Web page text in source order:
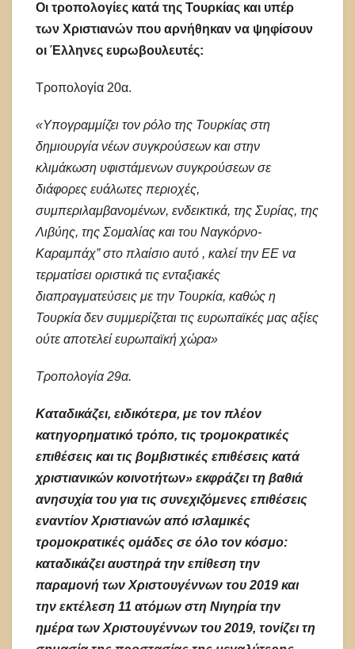
Οι τροπολογίες κατά της Τουρκίας και υπέρ
των Χριστιανών που αρνήθηκαν να ψηφίσουν
οι Έλληνες ευρωβουλευτές:
Τροπολογία 20α.
«Υπογραμμίζει τον ρόλο της Τουρκίας στη
δημιουργία νέων συγκρούσεων και στην
κλιμάκωση υφιστάμενων συγκρούσεων σε
διάφορες ευάλωτες περιοχές,
συμπεριλαμβανομένων, ενδεικτικά, της Συρίας, της
Λιβύης, της Σομαλίας και του Ναγκόρνο-
Καραμπάχ” στο πλαίσιο αυτό , καλεί την ΕΕ να
τερματίσει οριστικά τις ενταξιακές
διαπραγματεύσεις με την Τουρκία, καθώς η
Τουρκία δεν συμμερίζεται τις ευρωπαϊκές μας αξίες
ούτε αποτελεί ευρωπαϊκή χώρα»
Τροπολογία 29α.
Καταδικάζει, ειδικότερα, με τον πλέον
κατηγορηματικό τρόπο, τις τρομοκρατικές
επιθέσεις και τις βομβιστικές επιθέσεις κατά
χριστιανικών κοινοτήτων» εκφράζει τη βαθιά
ανησυχία του για τις συνεχιζόμενες επιθέσεις
εναντίον Χριστιανών από ισλαμικές
τρομοκρατικές ομάδες σε όλο τον κόσμο:
καταδικάζει αυστηρά την επίθεση την
παραμονή των Χριστουγέννων του 2019 και
την εκτέλεση 11 ατόμων στη Νιγηρία την
ημέρα των Χριστουγέννων του 2019, τονίζει τη